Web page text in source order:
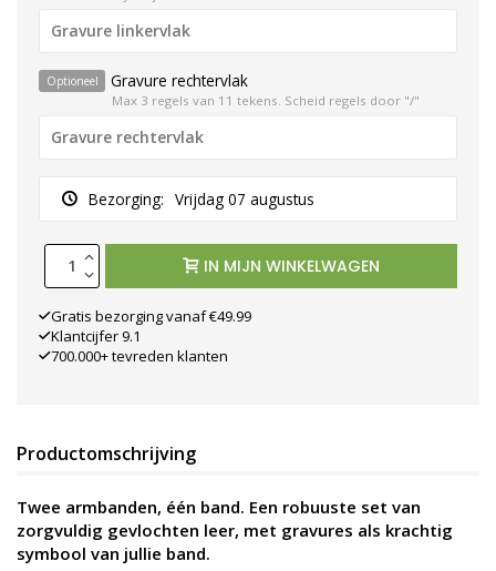
Optioneel Gravure rechtervlak
Max 3 regels van 11 tekens. Scheid regels door "/"
Bezorging: Vrijdag 07 augustus
IN MIJN WINKELWAGEN
Gratis bezorging vanaf €49.99
Klantcijfer 9.1
700.000+ tevreden klanten
Productomschrijving
Twee armbanden, één band. Een robuuste set van
zorgvuldig gevlochten leer, met gravures als krachtig
symbool van jullie band.